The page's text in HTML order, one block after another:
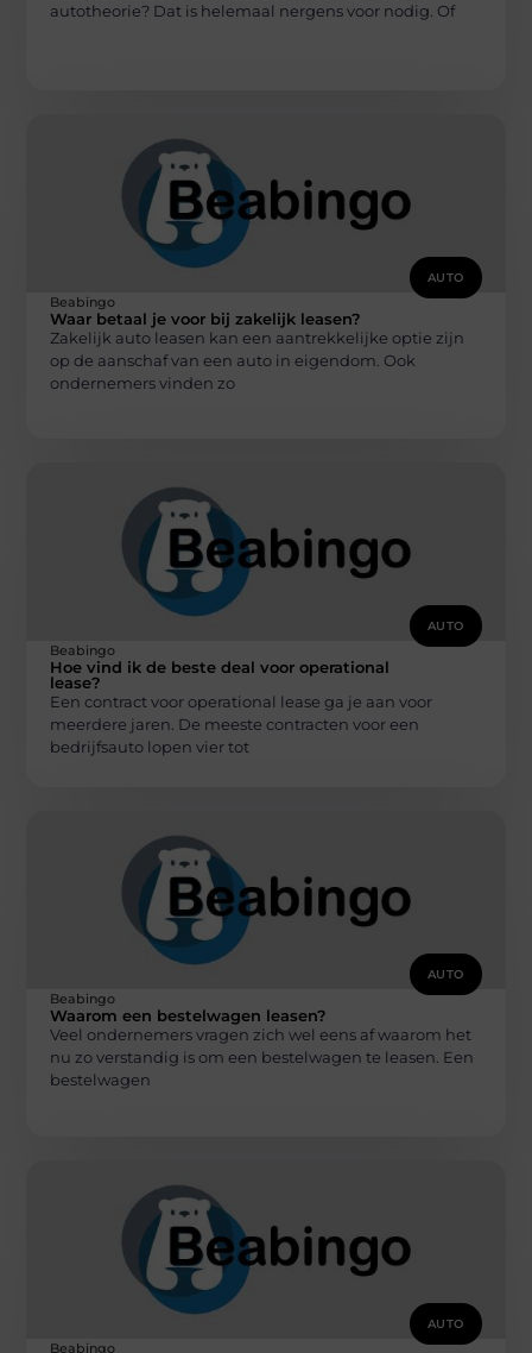
autotheorie? Dat is helemaal nergens voor nodig. Of
AUTO
Beabingo
Waar betaal je voor bij zakelijk leasen?
Zakelijk auto leasen kan een aantrekkelijke optie zijn
op de aanschaf van een auto in eigendom. Ook
ondernemers vinden zo
AUTO
Beabingo
Hoe vind ik de beste deal voor operational
lease?
Een contract voor operational lease ga je aan voor
meerdere jaren. De meeste contracten voor een
bedrijfsauto lopen vier tot
AUTO
Beabingo
Waarom een bestelwagen leasen?
Veel ondernemers vragen zich wel eens af waarom het
nu zo verstandig is om een bestelwagen te leasen. Een
bestelwagen
AUTO
Beabingo